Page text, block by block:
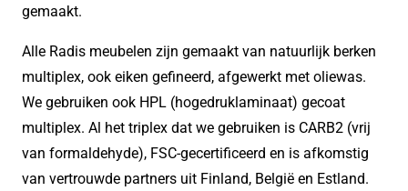
gemaakt.
Alle Radis meubelen zijn gemaakt van natuurlijk berken
multiplex, ook eiken gefineerd, afgewerkt met oliewas.
We gebruiken ook HPL (hogedruklaminaat) gecoat
multiplex. Al het triplex dat we gebruiken is CARB2 (vrij
van formaldehyde), FSC-gecertificeerd en is afkomstig
van vertrouwde partners uit Finland, België en Estland.